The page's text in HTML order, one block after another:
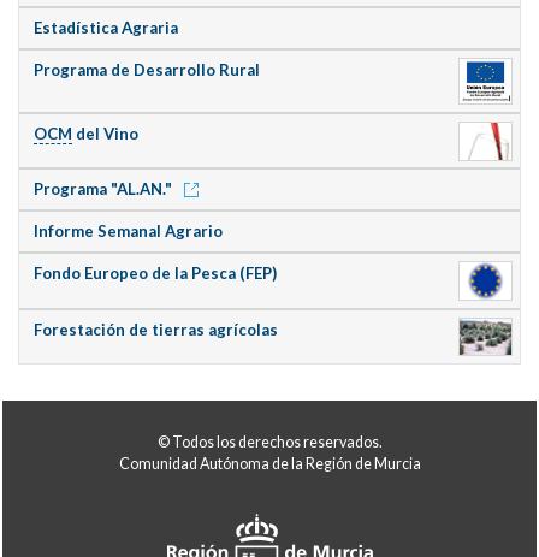
Estadística Agraria
Programa de Desarrollo Rural
OCM del Vino
Programa "AL.AN."
Informe Semanal Agrario
Fondo Europeo de la Pesca (FEP)
Forestación de tierras agrícolas
© Todos los derechos reservados.
Comunidad Autónoma de la Región de Murcia